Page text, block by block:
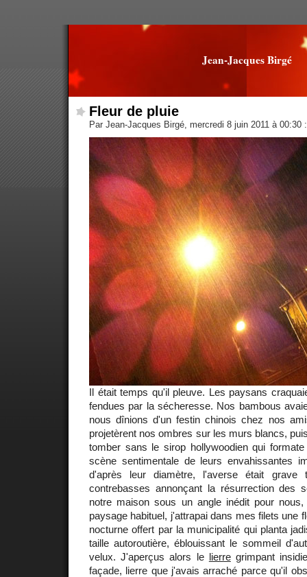
Jean-Jacques Birgé
Fleur de pluie
Par Jean-Jacques Birgé, mercredi 8 juin 2011 à 00:30
Il était temps qu'il pleuve. Les paysans
fendues par la sécheresse. Nos bambous
nous dînions d'un festin chinois chez nos
projetèrent nos ombres sur les murs blancs,
tomber sans le sirop hollywoodien qui
scène sentimentale de leurs envahissantes
d'après leur diamètre, l'averse était grave
contrebasses annonçant la résurrection des
notre maison sous un angle inédit pour
paysage habituel, j'attrapai dans mes filets une
nocturne offert par la municipalité qui planta
taille autoroutière, éblouissant le sommeil
velux. J'aperçus alors le lierregrimpant
façade, lierre que j'avais arraché parce qu'il